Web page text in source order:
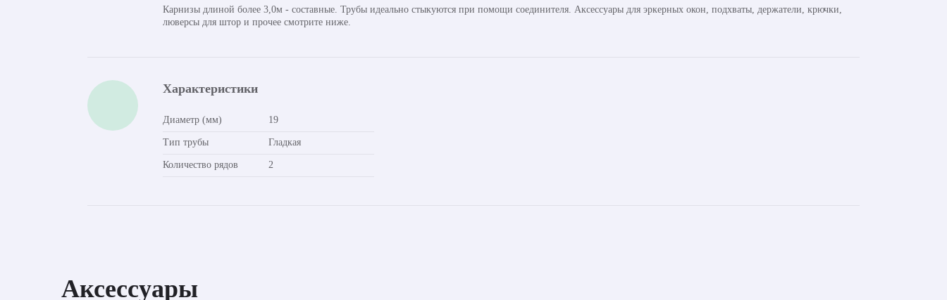
Карнизы длиной более 3,0м - составные. Трубы идеально стыкуются при помощи соединителя. Аксессуары для эркерных окон, подхваты, держатели, крючки,
люверсы для штор и прочее смотрите ниже.
Характеристики
Диаметр (мм) 19
Тип трубы Гладкая
Количество рядов 2
Аксессуары